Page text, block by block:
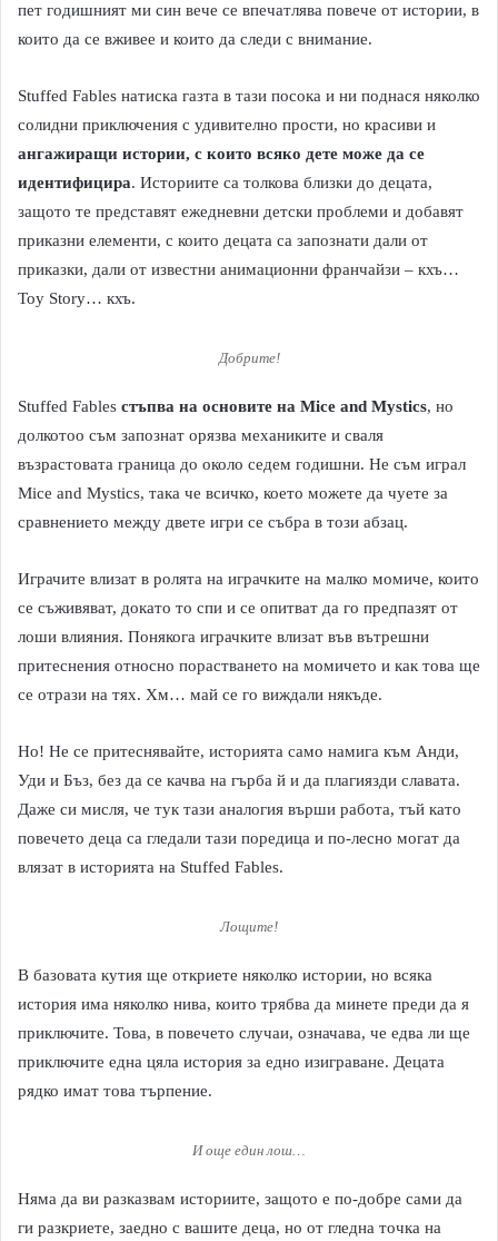
пет годишният ми син вече се впечатлява повече от истории, в
които да се вживее и които да следи с внимание.
Stuffed Fables натиска газта в тази посока и ни поднася няколко
солидни приключения с удивително прости, но красиви и
ангажиращи истории, с които всяко дете може да се
идентифицира. Историите са толкова близки до децата,
защото те представят ежедневни детски проблеми и добавят
приказни елементи, с които децата са запознати дали от
приказки, дали от известни анимационни франчайзи – кхъ…
Toy Story… кхъ.
Добрите!
Stuffed Fables стъпва на основите на Mice and Mystics, но
долкотоо съм запознат орязва механиките и сваля
възрастовата граница до около седем годишни. Не съм играл
Mice and Mystics, така че всичко, което можете да чуете за
сравнението между двете игри се събра в този абзац.
Играчите влизат в ролята на играчките на малко момиче, които
се съживяват, докато то спи и се опитват да го предпазят от
лоши влияния. Понякога играчките влизат във вътрешни
притеснения относно порастването на момичето и как това ще
се отрази на тях. Хм… май се го виждали някъде.
Но! Не се притеснявайте, историята само намига към Анди,
Уди и Бъз, без да се качва на гърба й и да плагиязди славата.
Даже си мисля, че тук тази аналогия върши работа, тъй като
повечето деца са гледали тази поредица и по-лесно могат да
влязат в историята на Stuffed Fables.
Лощите!
В базовата кутия ще откриете няколко истории, но всяка
история има няколко нива, които трябва да минете преди да я
приключите. Това, в повечето случаи, означава, че едва ли ще
приключите една цяла история за едно изиграване. Децата
рядко имат това търпение.
И още един лош…
Няма да ви разказвам историите, защото е по-добре сами да
ги разкриете, заедно с вашите деца, но от гледна точка на